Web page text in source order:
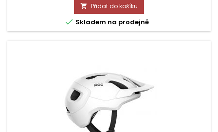
 Přidat do košíku
 Skladem na prodejně